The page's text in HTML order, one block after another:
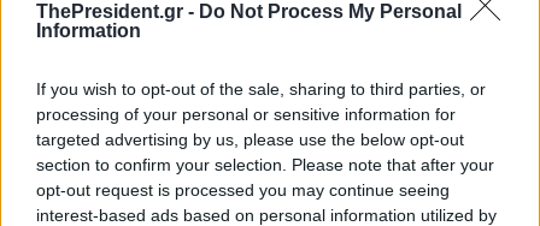
ThePresident.gr - Do Not Process My Personal
Information
If you wish to opt-out of the sale, sharing to third parties, or
processing of your personal or sensitive information for
targeted advertising by us, please use the below opt-out
section to confirm your selection. Please note that after your
opt-out request is processed you may continue seeing
interest-based ads based on personal information utilized by